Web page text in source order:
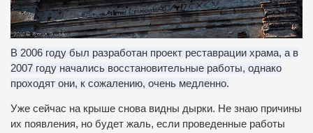
В 2006 году был разработан проект реставрации храма, а в
2007 году начались восстановительные работы, однако
проходят они, к сожалению, очень медленно.
Уже сейчас на крыше снова видны дырки. Не знаю причины
их появления, но будет жаль, если проведенные работы